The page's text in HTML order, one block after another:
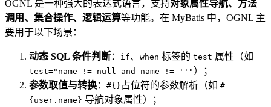
OGNL 是一种强大的表达式语言，支持对象属性导航、方法
调用、集合操作、逻辑运算等功能。在 MyBatis 中，OGNL 主
要用于以下场景：
动态 SQL 条件判断： if、 when 标签的 test 属性（如
test="name != null and name != ''" ）；
参数取值与转换： #{} 占位符的参数解析（如 #
{user.name} 导航对象属性）；